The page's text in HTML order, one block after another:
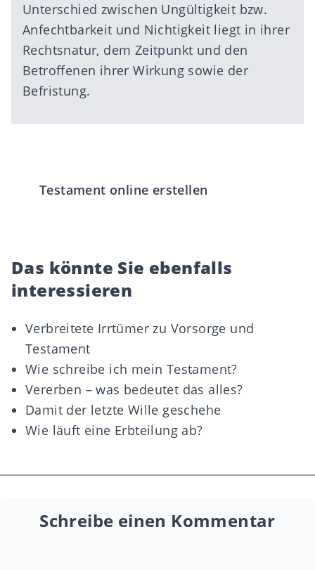
Unterschied zwischen Ungültigkeit bzw.
Anfechtbarkeit und Nichtigkeit liegt in ihrer
Rechtsnatur, dem Zeitpunkt und den
Betroffenen ihrer Wirkung sowie der
Befristung.
Testament online erstellen
Das könnte Sie ebenfalls
interessieren
Verbreitete Irrtümer zu Vorsorge und
Testament
Wie schreibe ich mein Testament?
Vererben – was bedeutet das alles?
Damit der letzte Wille geschehe
Wie läuft eine Erbteilung ab?
Schreibe einen Kommentar